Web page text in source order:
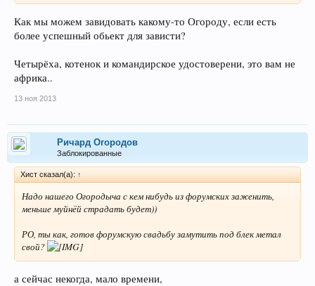
Как мы можем завидовать какому-то Огороду, если есть
более успешный обьект для зависти?
Четырёха, котенок и командирское удостоверени, это вам не
африка..
13 ноя 2013
Ричард Огородов
Заблокированные
Хист сказал(а): ↑
Надо нашего Огородыча с кем нибудь из форумских заженить,
меньше муйнёй страдать будет))
РО, ты как, готов форумскую свадьбу замутить под блек метал
свой?
а сейчас некогда, мало времени,